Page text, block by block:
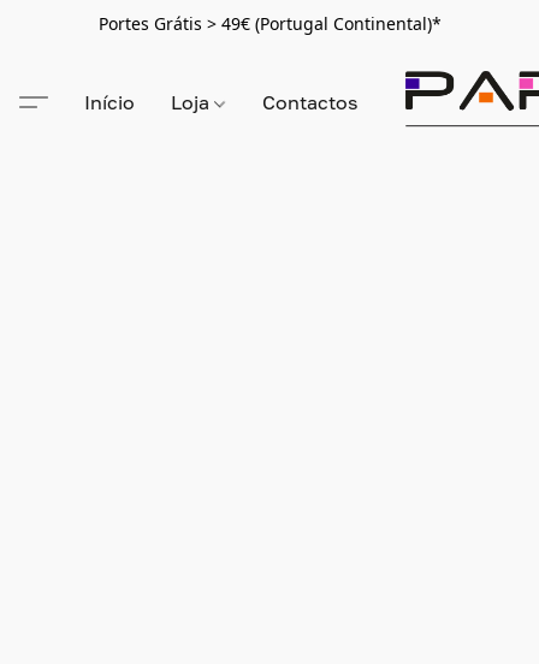
Portes Grátis > 49€ (Portugal Continental)*
Início Loja Contactos